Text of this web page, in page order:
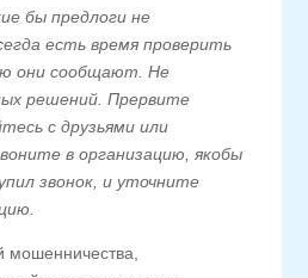
бы предлоги не
есть время проверить
они сообщают. Не
решений. Прервите
с друзьями или
в организацию, якобы
звонок, и уточните
мошенничества,